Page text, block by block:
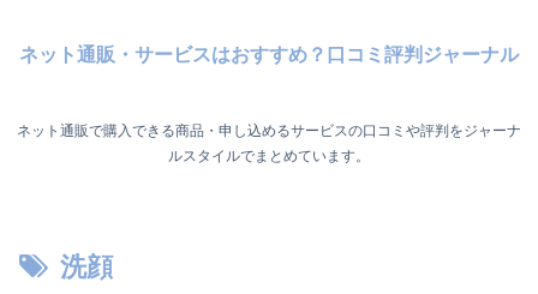
ネット通販・サービスはおすすめ？口コミ評判ジャーナル
ネット通販で購入できる商品・申し込めるサービスの口コミや評判をジャーナ
ルスタイルでまとめています。
洗顔